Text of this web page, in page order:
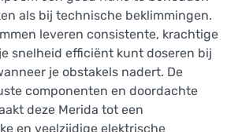
als bij technische beklimmingen.
leveren consistente, krachtige
snelheid efficiënt kunt doseren bij
je obstakels nadert. De
componenten en doordachte
deze Merida tot een
en veelzijdige elektrische